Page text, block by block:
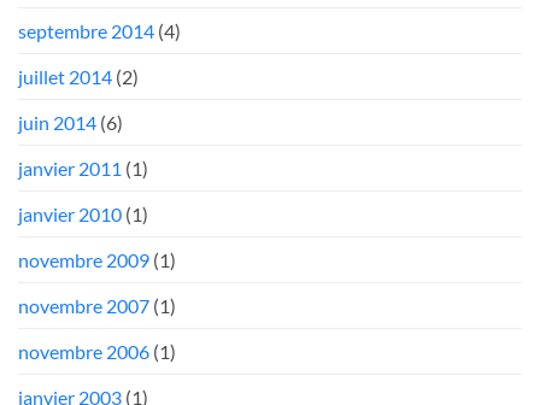
septembre 2014 (4)
juillet 2014 (2)
juin 2014 (6)
janvier 2011 (1)
janvier 2010 (1)
novembre 2009 (1)
novembre 2007 (1)
novembre 2006 (1)
janvier 2003 (1)